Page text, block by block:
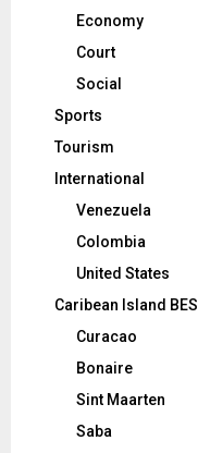
Economy
Court
Social
Sports
Tourism
International
Venezuela
Colombia
United States
Caribean Island BES
Curacao
Bonaire
Sint Maarten
Saba